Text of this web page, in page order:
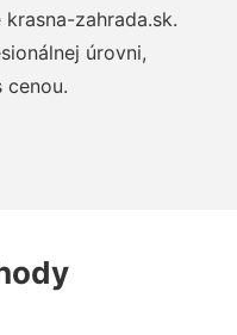
zahrada.sk.
úrovni,
cenou.